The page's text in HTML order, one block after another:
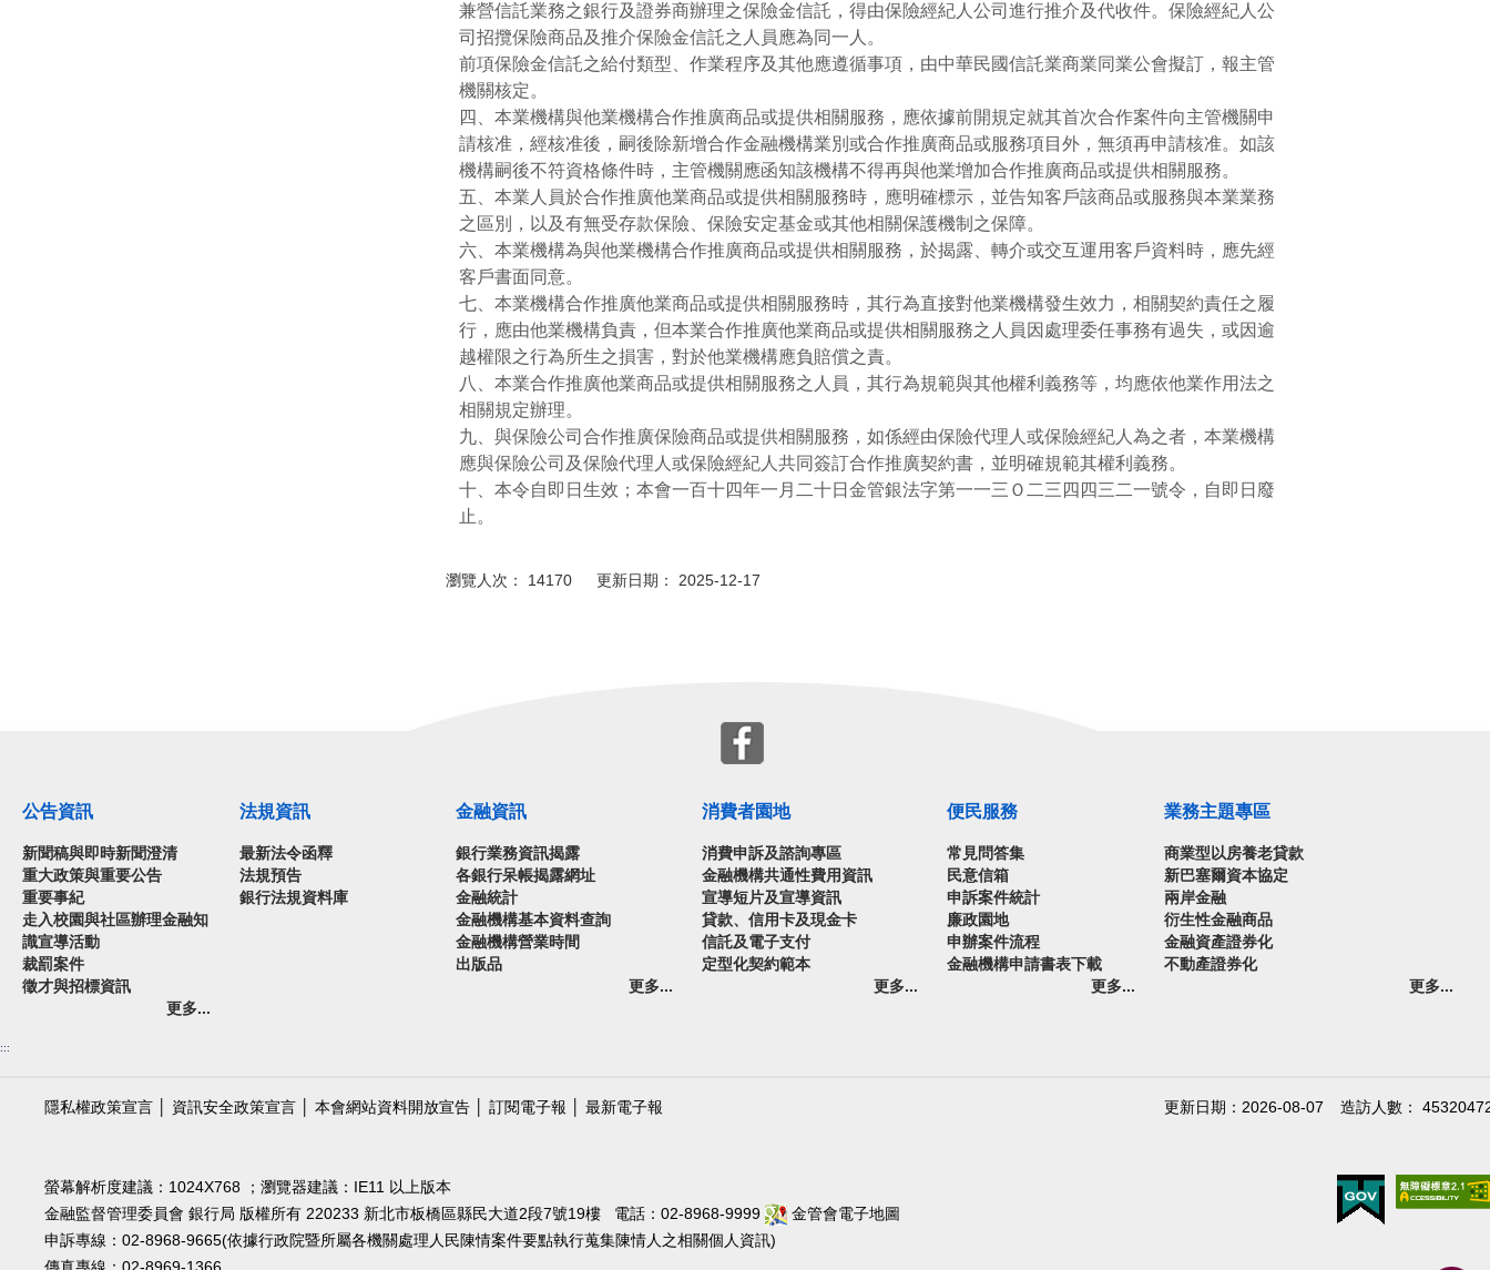
兼營信託業務之銀行及證券商辦理之保險金信託，得由保險經紀人公司進行推介及代收件。保險經紀人公
司招攬保險商品及推介保險金信託之人員應為同一人。
前項保險金信託之給付類型、作業程序及其他應遵循事項，由中華民國信託業商業同業公會擬訂，報主管
機關核定。
四、本業機構與他業機構合作推廣商品或提供相關服務，應依據前開規定就其首次合作案件向主管機關申
請核准，經核准後，嗣後除新增合作金融機構業別或合作推廣商品或服務項目外，無須再申請核准。如該
機構嗣後不符資格條件時，主管機關應函知該機構不得再與他業增加合作推廣商品或提供相關服務。
五、本業人員於合作推廣他業商品或提供相關服務時，應明確標示，並告知客戶該商品或服務與本業業務
之區別，以及有無受存款保險、保險安定基金或其他相關保護機制之保障。
六、本業機構為與他業機構合作推廣商品或提供相關服務，於揭露、轉介或交互運用客戶資料時，應先經
客戶書面同意。
七、本業機構合作推廣他業商品或提供相關服務時，其行為直接對他業機構發生效力，相關契約責任之履
行，應由他業機構負責，但本業合作推廣他業商品或提供相關服務之人員因處理委任事務有過失，或因逾
越權限之行為所生之損害，對於他業機構應負賠償之責。
八、本業合作推廣他業商品或提供相關服務之人員，其行為規範與其他權利義務等，均應依他業作用法之
相關規定辦理。
九、與保險公司合作推廣保險商品或提供相關服務，如係經由保險代理人或保險經紀人為之者，本業機構
應與保險公司及保險代理人或保險經紀人共同簽訂合作推廣契約書，並明確規範其權利義務。
十、本令自即日生效；本會一百十四年一月二十日金管銀法字第一一三Ｏ二三四四三二一號令，自即日廢
止。
瀏覽人次： 14170 更新日期： 2025-12-17
公告資訊
新聞稿與即時新聞澄清
重大政策與重要公告
重要事紀
走入校園與社區辦理金融知
識宣導活動
裁罰案件
徵才與招標資訊
更多...
法規資訊
最新法令函釋
法規預告
銀行法規資料庫
金融資訊
銀行業務資訊揭露
各銀行呆帳揭露網址
金融統計
金融機構基本資料查詢
金融機構營業時間
出版品
更多...
消費者園地
消費申訴及諮詢專區
金融機構共通性費用資訊
宣導短片及宣導資訊
貸款、信用卡及現金卡
信託及電子支付
定型化契約範本
更多...
便民服務
常見問答集
民意信箱
申訴案件統計
廉政園地
申辦案件流程
金融機構申請書表下載
更多...
業務主題專區
商業型以房養老貸款
新巴塞爾資本協定
兩岸金融
衍生性金融商品
金融資產證券化
不動產證券化
更多...
:::
隱私權政策宣言 資訊安全政策宣言 本會網站資料開放宣告 訂閱電子報 最新電子報 造訪人數：
更新日期：2026-08-07
螢幕解析度建議：1024X768 ；瀏覽器建議：IE11 以上版本
金融監督管理委員會 銀行局 版權所有 220233 新北市板橋區縣民大道2段7號19樓 電話：02-8968-9999
金管會電子地圖
申訴專線：02-8968-9665(依據行政院暨所屬各機關處理人民陳情案件要點執行蒐集陳情人之相關個人資訊)